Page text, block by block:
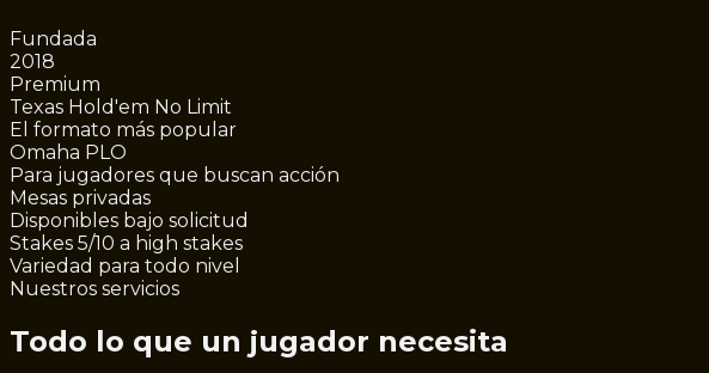
Fundada
2018
Premium
Texas Hold'em No Limit
El formato más popular
Omaha PLO
Para jugadores que buscan acción
Mesas privadas
Disponibles bajo solicitud
Stakes 5/10 a high stakes
Variedad para todo nivel
Nuestros servicios
Todo lo que un jugador necesita